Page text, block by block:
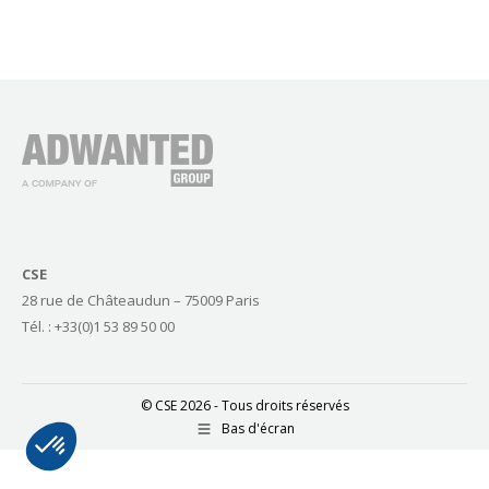
CSE
28 rue de Châteaudun – 75009 Paris
Tél. : +33(0)1 53 89 50 00
© CSE 2026 - Tous droits réservés
Bas d'écran